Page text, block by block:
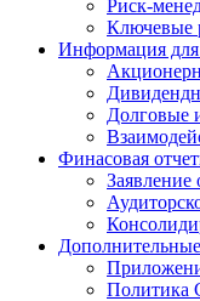
Риск-
Ключевые
Информация для
Долговые
Финасовая
Заявление
Политика